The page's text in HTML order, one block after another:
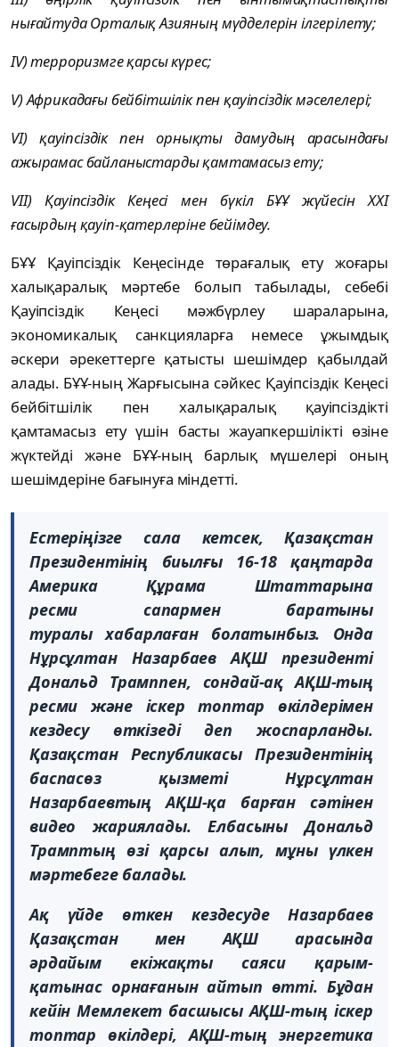
нығайтуда Орталық Азияның мүдделерін ілгерілету;
IV) терроризмге қарсы күрес;
V) Африкадағы бейбітшілік пен қауіпсіздік мәселелері;
VI) қауіпсіздік пен орнықты дамудың арасындағы
ажырамас байланыстарды қамтамасыз ету;
VII) Қауіпсіздік Кеңесі мен бүкіл БҰҰ жүйесін XXI
ғасырдың қауіп-қатерлеріне бейімдеу.
БҰҰ Қауіпсіздік Кеңесінде төрағалық ету жоғары
халықаралық мәртебе болып табылады, себебі
Қауіпсіздік Кеңесі мәжбүрлеу шараларына,
экономикалық санкцияларға немесе ұжымдық
әскери әрекеттерге қатысты шешімдер қабылдай
алады. БҰҰ-ның Жарғысына сәйкес Қауіпсіздік Кеңесі
бейбітшілік пен халықаралық қауіпсіздікті
қамтамасыз ету үшін басты жауапкершілікті өзіне
жүктейді және БҰҰ-ның барлық мүшелері оның
шешімдеріне бағынуға міндетті.
Естеріңізге сала кетсек, Қазақстан
Президентінің биылғы 16-18 қаңтарда
Америка Құрама Штаттарына
ресми сапармен баратыны
туралы хабарлаған болатынбыз. Онда
Нұрсұлтан Назарбаев АҚШ президенті
Дональд Трамппен, сондай-ақ АҚШ-тың
ресми және іскер топтар өкілдерімен
кездесу өткізеді деп жоспарланды.
Қазақстан Республикасы Президентінің
баспасөз қызметі Нұрсұлтан
Назарбаевтың АҚШ-қа барған сәтінен
видео жариялады. Елбасыны Дональд
Трамптың өзі қарсы алып, мұны үлкен
мәртебеге балады.
Ақ үйде өткен кездесуде Назарбаев
Қазақстан мен АҚШ арасында
әрдайым екіжақты саяси қарым-
қатынас орнағанын айтып өтті. Бұдан
кейін Мемлекет басшысы АҚШ-тың іскер
топтар өкілдері, АҚШ-тың энергетика